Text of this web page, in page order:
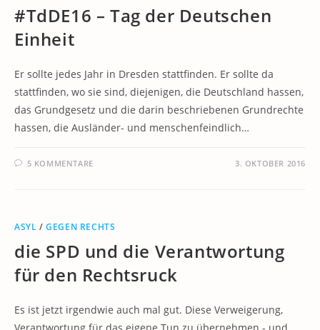
#TdDE16 – Tag der Deutschen
Einheit
Er sollte jedes Jahr in Dresden stattfinden. Er sollte da
stattfinden, wo sie sind, diejenigen, die Deutschland hassen,
das Grundgesetz und die darin beschriebenen Grundrechte
hassen, die Ausländer- und menschenfeindlich…
5 KOMMENTARE 3. OKTOBER 2016
ASYL /GEGEN RECHTS
die SPD und die Verantwortung
für den Rechtsruck
Es ist jetzt irgendwie auch mal gut. Diese Verweigerung,